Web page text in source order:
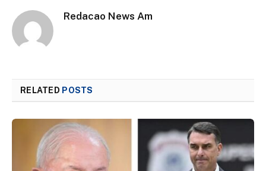
Redacao News Am
RELATED POSTS